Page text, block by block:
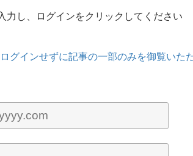
力し、ログインをクリックしてください
グインせずに記事の一部のみを御覧いただ